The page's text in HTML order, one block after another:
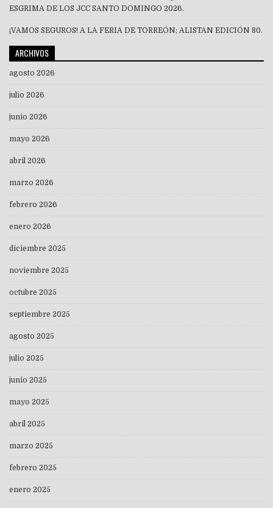
ESGRIMA DE LOS JCC SANTO DOMINGO 2026.
¡VAMOS SEGUROS! A LA FERIA DE TORREÓN; ALISTAN EDICIÓN 80.
ARCHIVOS
agosto 2026
julio 2026
junio 2026
mayo 2026
abril 2026
marzo 2026
febrero 2026
enero 2026
diciembre 2025
noviembre 2025
octubre 2025
septiembre 2025
agosto 2025
julio 2025
junio 2025
mayo 2025
abril 2025
marzo 2025
febrero 2025
enero 2025